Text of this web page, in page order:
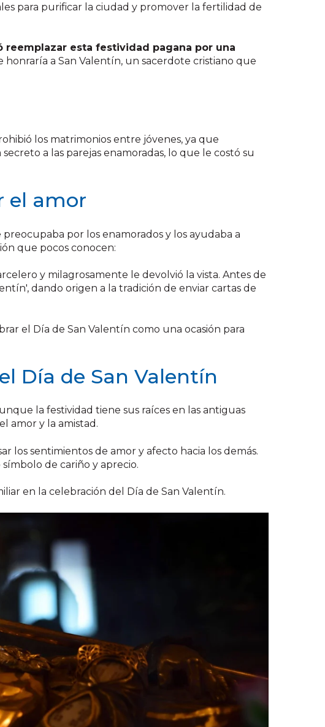
para purificar la ciudad y promover la fertilidad de
reemplazar esta festividad pagana por una
honraría a San Valentín, un sacerdote cristiano que
los matrimonios entre jóvenes, ya que
a las parejas enamoradas, lo que le costó su
el amor
por los enamorados y los ayudaba a
que pocos conocen:
y milagrosamente le devolvió la vista. Antes de
dando origen a la tradición de enviar cartas de
el Día de San Valentín como una ocasión para
Día de San Valentín
la festividad tiene sus raíces en las antiguas
amor y la amistad.
los sentimientos de amor y afecto hacia los demás.
de cariño y aprecio.
en la celebración del Día de San Valentín.